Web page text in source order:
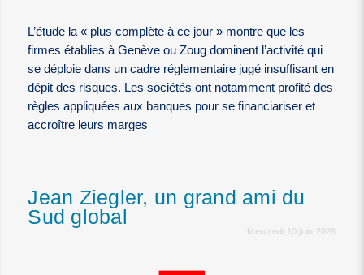
L’étude la « plus complète à ce jour » montre que les
firmes établies à Genève ou Zoug dominent l’activité qui
se déploie dans un cadre réglementaire jugé insuffisant en
dépit des risques. Les sociétés ont notamment profité des
règles appliquées aux banques pour se financiariser et
accroître leurs marges
Jean Ziegler, un grand ami du
Sud global
Mercredi 10 juin 2026